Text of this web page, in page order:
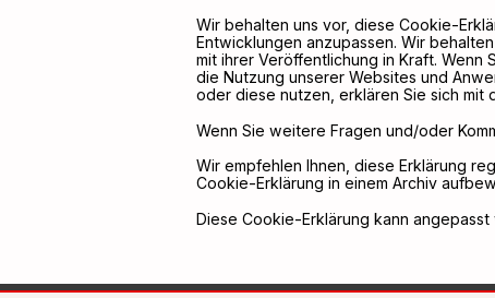
Wir behalten uns vor, diese Cookie-
Entwicklungen anzupassen. Wir
mit ihrer Veröffentlichung in Kraft.
die Nutzung unserer Websites und
oder diese nutzen, erklären Sie sich
Wenn Sie weitere Fragen und/oder
Wir empfehlen Ihnen, diese Erklärung
Cookie-Erklärung in einem Archiv
Diese Cookie-Erklärung kann